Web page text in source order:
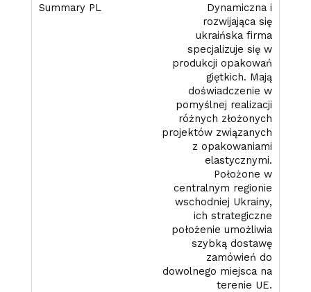
Dynamiczna i
rozwijająca się
ukraińska firma
specjalizuje się w
produkcji opakowań
giętkich. Mają
doświadczenie w
pomyślnej realizacji
różnych złożonych
projektów związanych
z opakowaniami
elastycznymi.
Położone w
centralnym regionie
wschodniej Ukrainy,
ich strategiczne
położenie umożliwia
szybką dostawę
zamówień do
dowolnego miejsca na
terenie UE.